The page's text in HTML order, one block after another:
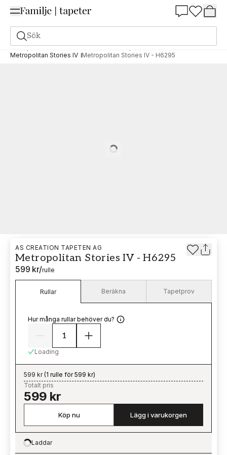
Sök
Tapeter Varumärken AS Creation Tapeten AG
Metropolitan Stories IV Metropolitan Stories IV - H6295
AS CREATION TAPETEN AG
Metropolitan Stories IV - H6295
599 kr/rulle
Rullar Beräkna Tapetprov
Hur många rullar behöver du?
Loading
599 kr(1 rulle för 599 kr)
Totalt pris
599 kr
Köp nu Lägg i varukorgen
Loading…
Laddar